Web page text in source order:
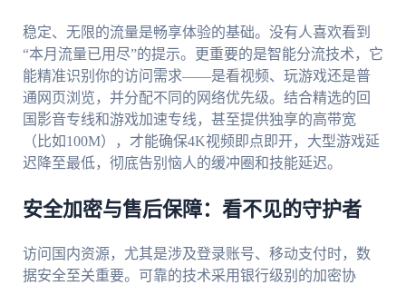
稳定、无限的流量是畅享体验的基础。没有人喜欢看到
“本月流量已用尽”的提示。更重要的是智能分流技术，它
能精准识别你的访问需求——是看视频、玩游戏还是普
通网页浏览，并分配不同的网络优先级。结合精选的回
国影音专线和游戏加速专线，甚至提供独享的高带宽
（比如100M），才能确保4K视频即点即开，大型游戏延
迟降至最低，彻底告别恼人的缓冲圈和技能延迟。
安全加密与售后保障：看不见的守护者
访问国内资源，尤其是涉及登录账号、移动支付时，数
据安全至关重要。可靠的技术采用银行级别的加密协